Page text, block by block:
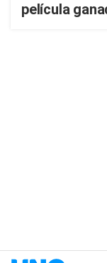
película